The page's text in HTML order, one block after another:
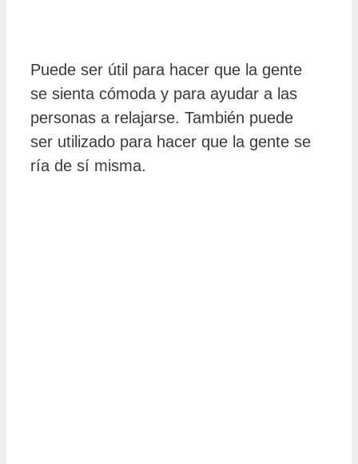
Puede ser útil para hacer que la gente
se sienta cómoda y para ayudar a las
personas a relajarse. También puede
ser utilizado para hacer que la gente se
ría de sí misma.